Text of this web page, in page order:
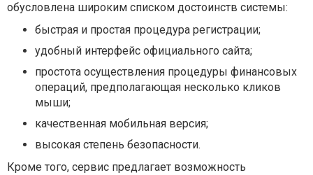
обусловлена широким списком достоинств системы:
быстрая и простая процедура регистрации;
удобный интерфейс официального сайта;
простота осуществления процедуры финансовых
операций, предполагающая несколько кликов
мыши;
качественная мобильная версия;
высокая степень безопасности.
Кроме того, сервис предлагает возможность